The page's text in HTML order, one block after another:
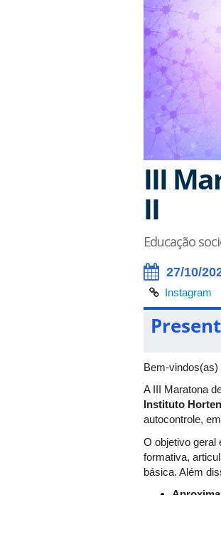
III
II
Educação
27/10/
Instagram
Bem-vindos(as)
A III Maratona
Instituto
autocontrole,
O objetivo geral
formativa,
básica. Além